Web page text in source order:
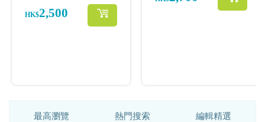
最高瀏覽 熱門搜索 編輯精選